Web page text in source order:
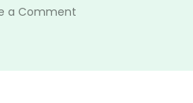
a Commenton
Hulu